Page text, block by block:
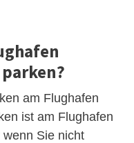
am Flughafen
ist am Flughafen
Sie nicht